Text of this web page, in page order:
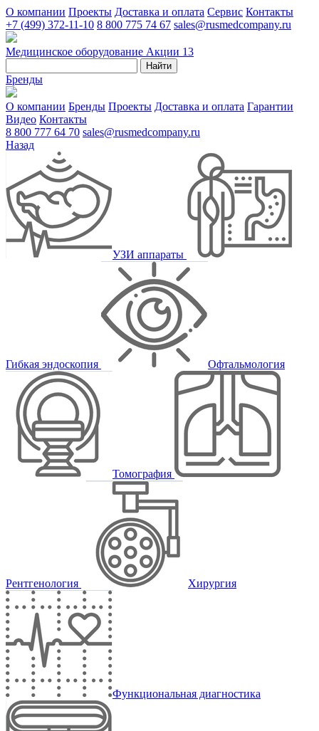
О компании Проекты Доставка и оплата Сервис Контакты
+7 (499) 372-11-10 8 800 775 74 67 sales@rusmedcompany.ru
Медицинское оборудование Акции 13
Найти
Бренды
О компании Бренды Проекты Доставка и оплата Гарантии
Видео Контакты
8 800 777 64 70 sales@rusmedcompany.ru
Назад
УЗИ аппараты
Гибкая эндоскопия Офтальмология
Томография
Рентгенология Хирургия
Функциональная диагностика